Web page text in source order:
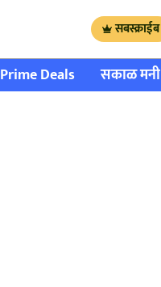
सबस्क्राईब
Prime Deals सकाळ मनी